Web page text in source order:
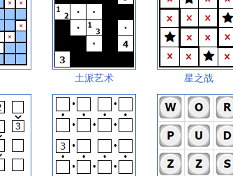
土派艺术 星之战